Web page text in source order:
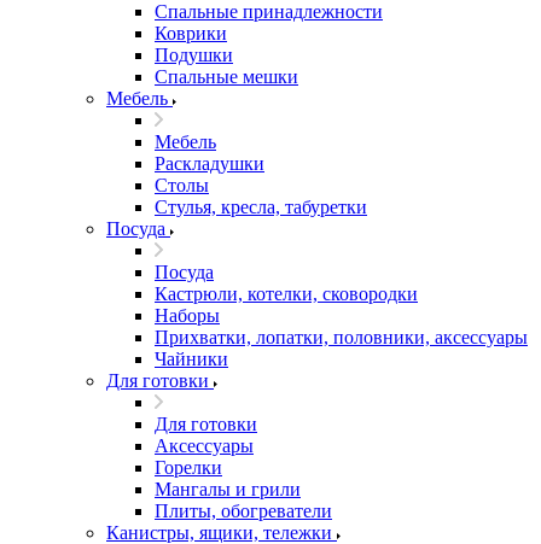
Спальные принадлежности
Коврики
Подушки
Спальные мешки
Мебель
Мебель
Раскладушки
Столы
Стулья, кресла, табуретки
Посуда
Посуда
Кастрюли, котелки, сковородки
Наборы
Прихватки, лопатки, половники, аксессуары
Чайники
Для готовки
Для готовки
Аксессуары
Горелки
Мангалы и грили
Плиты, обогреватели
Канистры, ящики, тележки